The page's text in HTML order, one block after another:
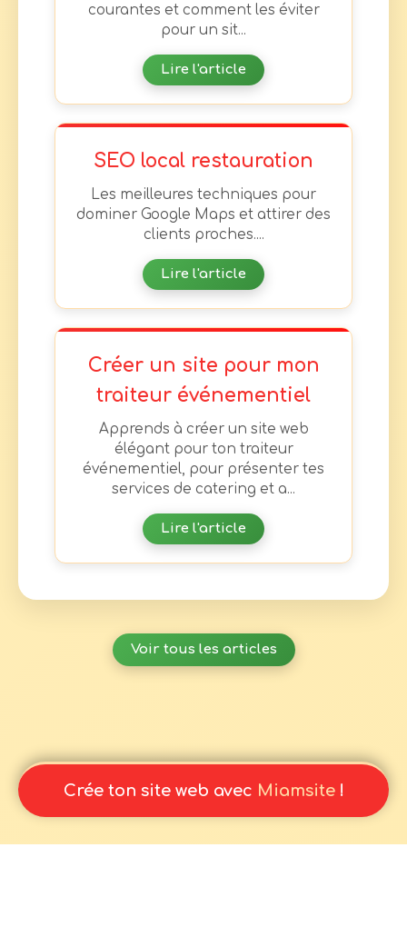
courantes et comment les éviter
pour un sit...
Lire l'article
SEO local restauration
Les meilleures techniques pour
dominer Google Maps et attirer des
clients proches....
Lire l'article
Créer un site pour mon
traiteur événementiel
Apprends à créer un site web
élégant pour ton traiteur
événementiel, pour présenter tes
services de catering et a...
Lire l'article
Voir tous les articles
Crée ton site web avec Miamsite!